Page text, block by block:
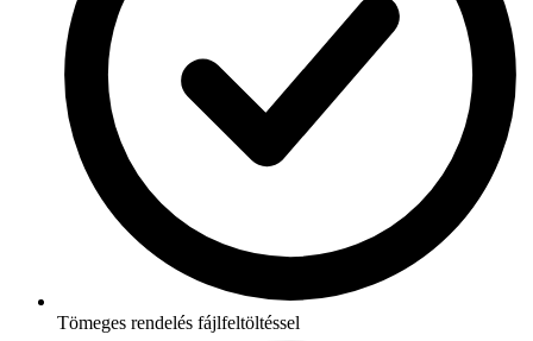
Tömeges rendelés fájlfeltöltéssel